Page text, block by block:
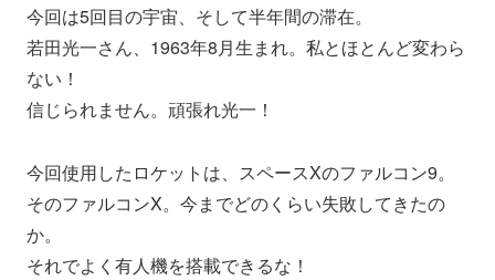
今回は5回目の宇宙、そして半年間の滞在。
若田光一さん、1963年8月生まれ。私とほとんど変わら
ない！
信じられません。頑張れ光一！
今回使用したロケットは、スペースXのファルコン9。
そのファルコンX。今までどのくらい失敗してきたの
か。
それでよく有人機を搭載できるな！